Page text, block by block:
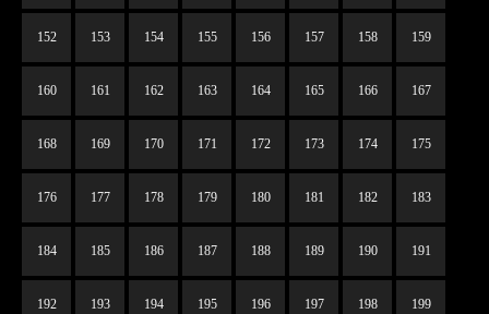
152 153 154 155 156 157 158 159
160 161 162 163 164 165 166 167
168 169 170 171 172 173 174 175
176 177 178 179 180 181 182 183
184 185 186 187 188 189 190 191
192 193 194 195 196 197 198 199